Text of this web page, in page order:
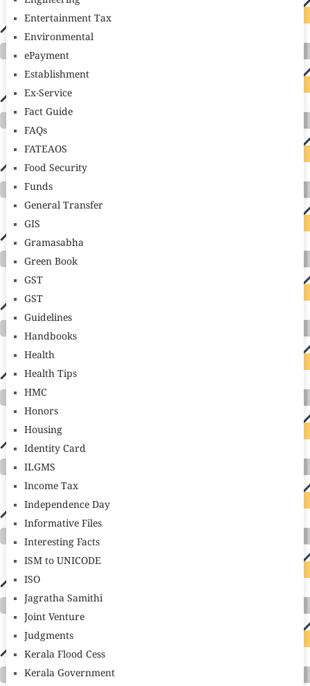
Entertainment Tax
Environmental
ePayment
Establishment
Ex-Service
Fact Guide
FAQs
FATEAOS
Food Security
Funds
General Transfer
GIS
Gramasabha
Green Book
GST
GST
Guidelines
Handbooks
Health
Health Tips
HMC
Honors
Housing
Identity Card
ILGMS
Income Tax
Independence Day
Informative Files
Interesting Facts
ISM to UNICODE
ISO
Jagratha Samithi
Joint Venture
Judgments
Kerala Flood Cess
Kerala Government